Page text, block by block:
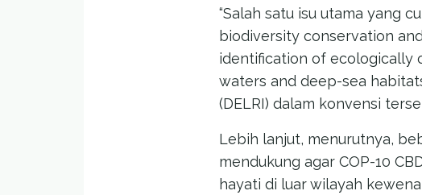
“Salah satu isu utama yang
biodiversity conservation
identification of ecologically
waters and deep-sea
(DELRI) dalam konvensi
Lebih lanjut, menurutnya,
mendukung agar COP-10
hayati di luar wilayah